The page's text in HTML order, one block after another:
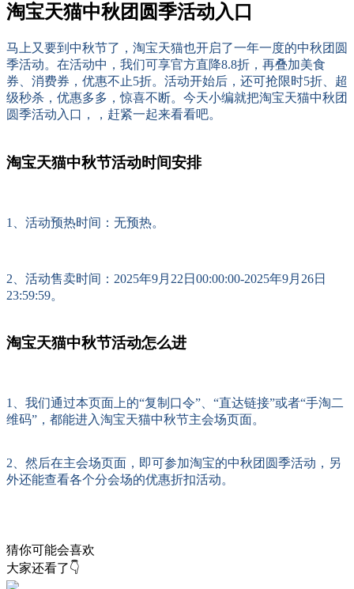
淘宝天猫中秋团圆季活动入口
马上又要到中秋节了，淘宝天猫也开启了一年一度的中秋团圆
季活动。在活动中，我们可享官方直降8.8折，再叠加美食
券、消费券，优惠不止5折。活动开始后，还可抢限时5折、超
级秒杀，优惠多多，惊喜不断。今天小编就把淘宝天猫中秋团
圆季活动入口，，赶紧一起来看看吧。
淘宝天猫中秋节活动时间安排
1、活动预热时间：无预热。
2、活动售卖时间：2025年9月22日00:00:00-2025年9月26日
23:59:59。
淘宝天猫中秋节活动怎么进
1、我们通过本页面上的“复制口令”、“直达链接”或者“手淘二
维码”，都能进入淘宝天猫中秋节主会场页面。
2、然后在主会场页面，即可参加淘宝的中秋团圆季活动，另
外还能查看各个分会场的优惠折扣活动。
猜你可能会喜欢
大家还看了👇